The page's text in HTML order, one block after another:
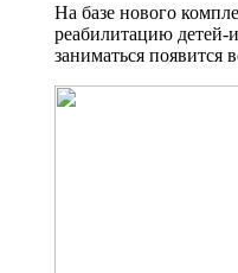
На базе нового
реабилитацию детей-
заниматься появится